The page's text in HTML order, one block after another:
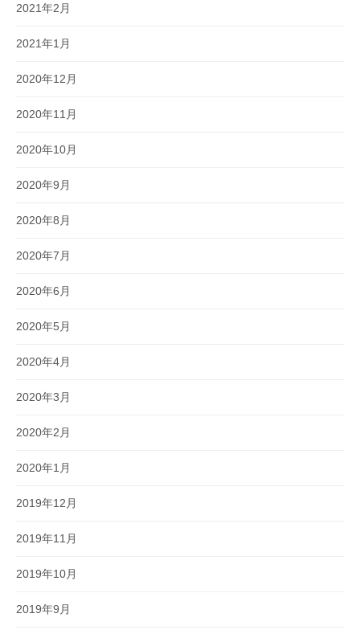
2021年2月
2021年1月
2020年12月
2020年11月
2020年10月
2020年9月
2020年8月
2020年7月
2020年6月
2020年5月
2020年4月
2020年3月
2020年2月
2020年1月
2019年12月
2019年11月
2019年10月
2019年9月